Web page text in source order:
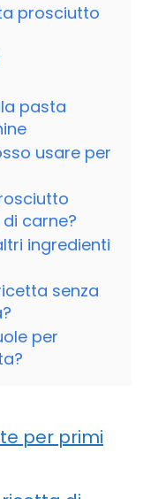
prosciutto
pasta
usare per
carne?
ingredienti
senza
per
per primi